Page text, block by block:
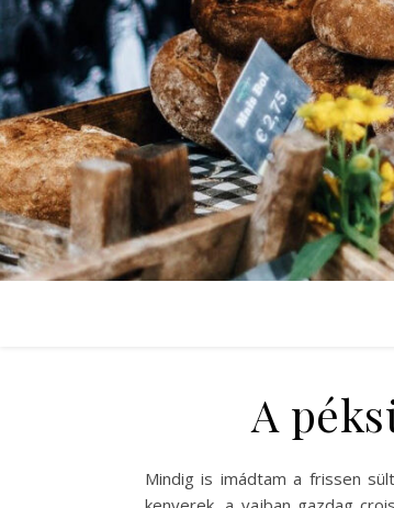
A
Mindig is imádtam a frissen